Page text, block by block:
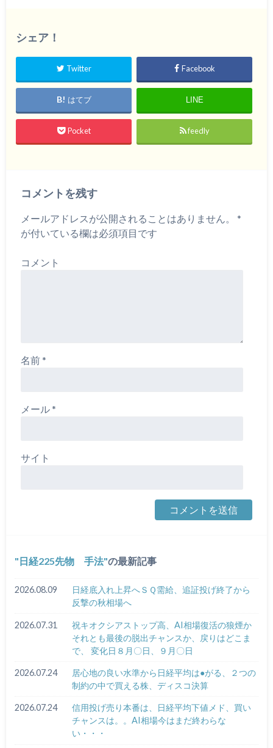
シェア！
Twitter Facebook
はてブ LINE
Pocket feedly
コメントを残す
メールアドレスが公開されることはありません。
*
が付いている欄は必須項目です
コメント
名前*
メール*
サイト
日経225先物 手法 の最新記事
2026.08.09
日経底入れ上昇へＳＱ需給、追証投げ終了から
反撃の秋相場へ
2026.07.31
祝キオクシアストップ高、AI相場復活の狼煙か
それとも最後の脱出チャンスか、戻りはどこま
で、 変化日８月〇日、９月〇日
2026.07.24
居心地の良い水準から日経平均は●がる、２つの
制約の中で買える株、ディスコ決算
2026.07.24
信用投げ売り本番は、日経平均下値メド、買い
チャンスは。。AI相場今はまだ終わらな
い・・・